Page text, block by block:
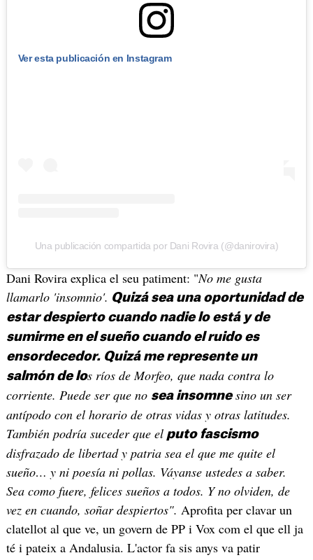
Ver esta publicación en Instagram
Una publicación compartida por Dani Rovira (@danirovira)
Dani Rovira explica el seu patiment: "No me gusta
llamarlo 'insomnio'. Quizá sea una oportunidad de
estar despierto cuando nadie lo está y de
sumirme en el sueño cuando el ruido es
ensordecedor. Quizá me represente un
salmón de los ríos de Morfeo, que nada contra lo
corriente. Puede ser que no sea insomnesino un ser
antípodo con el horario de otras vidas y otras latitudes.
También podría suceder que elputo fascismo
disfrazado de libertad y patria sea el que me quite el
sueño… y ni poesía ni pollas. Váyanse ustedes a saber.
Sea como fuere, felices sueños a todos. Y no olviden, de
vez en cuando, soñar despiertos". Aprofita per clavar un
clatellot al que ve, un govern de PP i Vox com el que ell ja
té i pateix a Andalusia. L'actor fa sis anys va patir